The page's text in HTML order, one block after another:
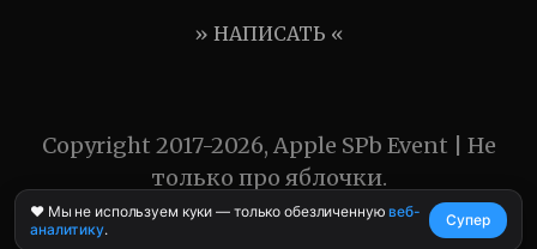
» НАПИСАТЬ «
Copyright 2017-2026, Apple SPb Event | Не
только про яблочки.
❤️ Мы не используем куки — только обезличеннуювеб-
аналитику.
Супер